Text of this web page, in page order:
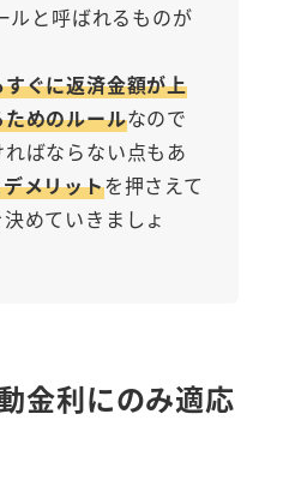
ルと呼ばれるものが
ぐに返済金額が上
めのルールなので
ばならない点もあ
メリットを押さえて
めていきましょ
金利にのみ適応